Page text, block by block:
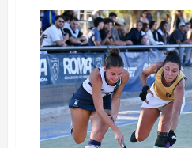
Hugo
González,
nuevo
entrenador
de
Monte
Comán